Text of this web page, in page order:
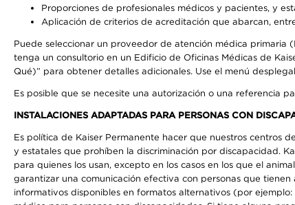
Proporciones de profesionales médicos y pacientes, y
Aplicación de criterios de acreditación que abarcan,
Puede seleccionar un proveedor de atención médica primaria
tenga un consultorio en un Edificio de Oficinas Médicas de
Qué)” para obtener detalles adicionales. Use el menú
Es posible que se necesite una autorización o una referencia
INSTALACIONES ADAPTADAS PARA PERSONAS CON
Es política de Kaiser Permanente hacer que nuestros centros
y estatales que prohíben la discriminación por discapacidad.
para quienes los usan, excepto en los casos en los que el
garantizar una comunicación efectiva con personas que
informativos disponibles en formatos alternativos (por